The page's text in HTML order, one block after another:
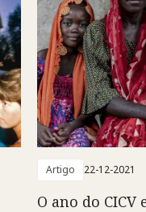
Artigo 22-12-2021
O ano do